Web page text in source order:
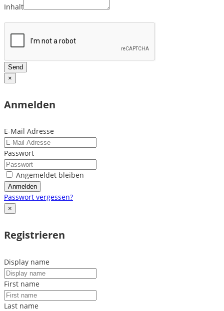
Inhalt
Send
×
Anmelden
E-Mail Adresse
Passwort
Angemeldet bleiben
Anmelden
Passwort vergessen?
×
Registrieren
Display name
First name
Last name